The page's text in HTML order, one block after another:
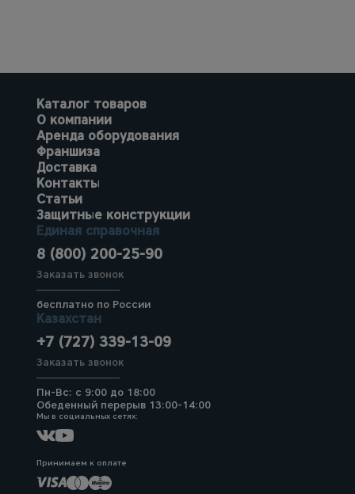
Каталог товаров
О компании
Аренда оборудования
Франшиза
Доставка
Контакты
Статьи
Защитные конструкции
Единая справочная
8 (800) 200-25-90
Заказать звонок
бесплатно по России
Казахстан
+7 (727) 339-13-09
Заказать звонок
Пн-Вс: с 9:00 до 18:00
Обеденный перерыв 13:00-14:00
Мы в социальных сетях:
Принимаем к оплате